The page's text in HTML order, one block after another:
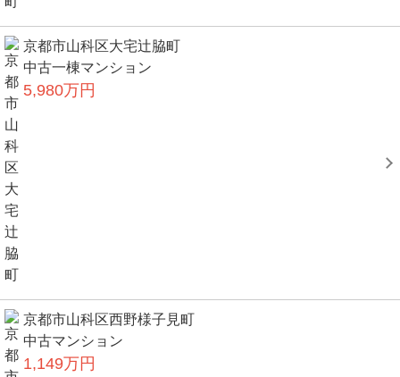
京都市山科区大宅辻脇町
中古一棟マンション
5,980万円
京都市山科区西野様子見町
中古マンション
1,149万円